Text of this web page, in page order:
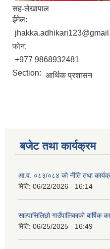
सह-लेखापाल
ईमेल:
फोन:
+977 9868932481
Section: आर्थिक प्रशासन
बजेट तथा कार्यक्रम
आ.व. ०८३/०८४ को नीति तथा
मिति: 06/22/2026 - 16:14
साल्पासिलिछो गाउँपालिकाको
मिति: 06/25/2025 - 16:49